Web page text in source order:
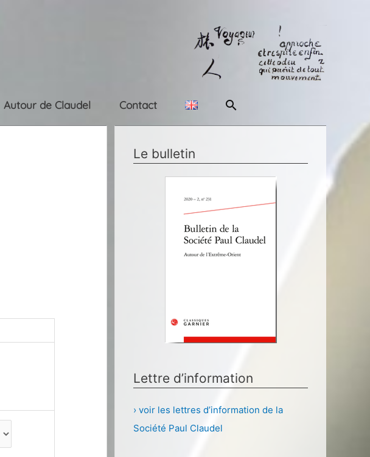
Autour de Claudel Contact Rechercher
Le bulletin
Lettre d’information
› voir les lettres d’information de la
Société Paul Claudel